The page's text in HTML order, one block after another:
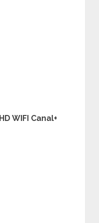
WIFI Canal+